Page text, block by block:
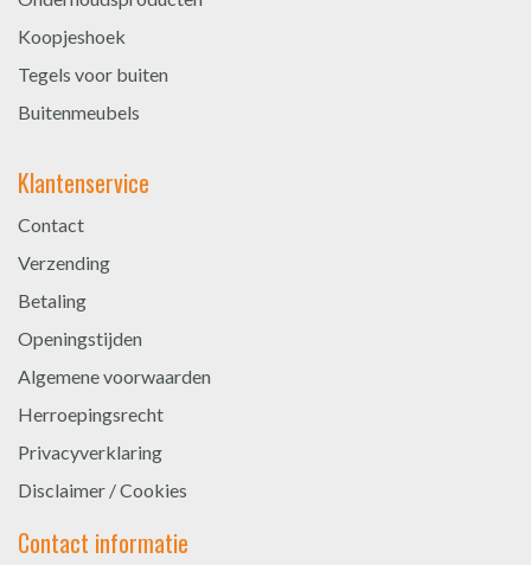
Koopjeshoek
Tegels voor buiten
Buitenmeubels
Klantenservice
Contact
Verzending
Betaling
Openingstijden
Algemene voorwaarden
Herroepingsrecht
Privacyverklaring
Disclaimer / Cookies
Contact informatie